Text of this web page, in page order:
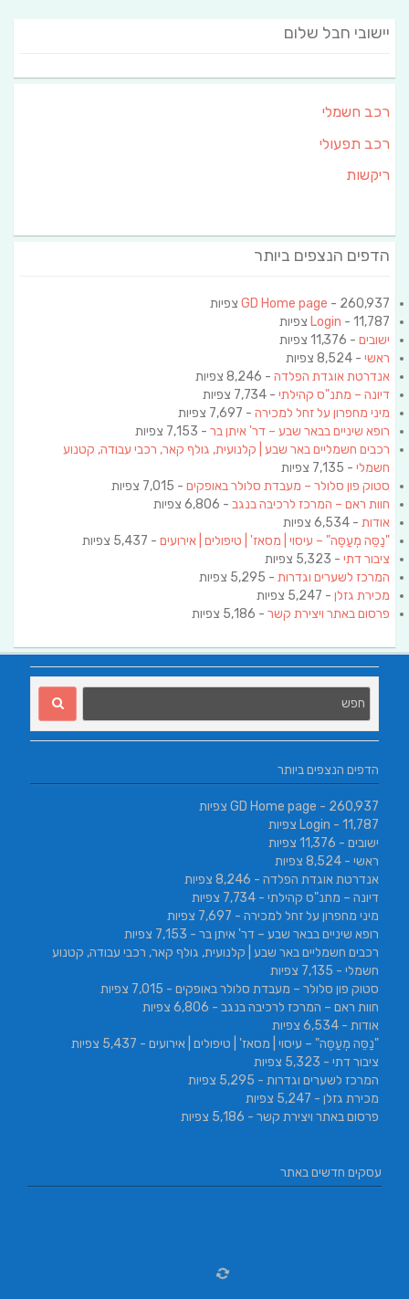
יישובי חבל שלום
רכב חשמלי
רכב תפעולי
ריקשות
הדפים הנצפים ביותר
GD Home page - 260,937 צפיות
Login - 11,787 צפיות
ישובים - 11,376 צפיות
ראשי - 8,524 צפיות
אנדרטת אוגדת הפלדה - 8,246 צפיות
דיונה – מתנ"ס קהילתי - 7,734 צפיות
מיני מחפרון על זחל למכירה - 7,697 צפיות
רופא שיניים בבאר שבע – דר' איתן בר - 7,153 צפיות
רכבים חשמליים באר שבע | קלנועית, גולף קאר, רכבי עבודה, קטנוע
חשמלי - 7,135 צפיות
סטוק פון סלולר – מעבדת סלולר באופקים - 7,015 צפיות
חוות ראם – המרכז לרכיבה בנגב - 6,806 צפיות
אודות - 6,534 צפיות
"נַסֵּה מְעַסֶּה" – עיסוי | מסאז' | טיפולים | אירועים - 5,437 צפיות
ציבור דתי - 5,323 צפיות
המרכז לשערים וגדרות - 5,295 צפיות
מכירת גזלן - 5,247 צפיות
פרסום באתר ויצירת קשר - 5,186 צפיות
הדפים הנצפים ביותר
GD Home page - 260,937 צפיות
Login - 11,787 צפיות
ישובים - 11,376 צפיות
ראשי - 8,524 צפיות
אנדרטת אוגדת הפלדה - 8,246 צפיות
דיונה – מתנ"ס קהילתי - 7,734 צפיות
מיני מחפרון על זחל למכירה - 7,697 צפיות
רופא שיניים בבאר שבע – דר' איתן בר - 7,153 צפיות
רכבים חשמליים באר שבע | קלנועית, גולף קאר, רכבי עבודה, קטנוע
חשמלי - 7,135 צפיות
סטוק פון סלולר – מעבדת סלולר באופקים - 7,015 צפיות
חוות ראם – המרכז לרכיבה בנגב - 6,806 צפיות
אודות - 6,534 צפיות
"נַסֵּה מְעַסֶּה" – עיסוי | מסאז' | טיפולים | אירועים - 5,437 צפיות
ציבור דתי - 5,323 צפיות
המרכז לשערים וגדרות - 5,295 צפיות
מכירת גזלן - 5,247 צפיות
פרסום באתר ויצירת קשר - 5,186 צפיות
עסקים חדשים באתר